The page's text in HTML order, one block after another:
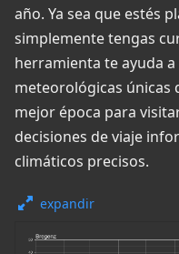
año. Ya sea que estés
simplemente tengas
herramienta te ayuda
meteorológicas únicas
mejor época para
decisiones de viaje
climáticos precisos.
expandir